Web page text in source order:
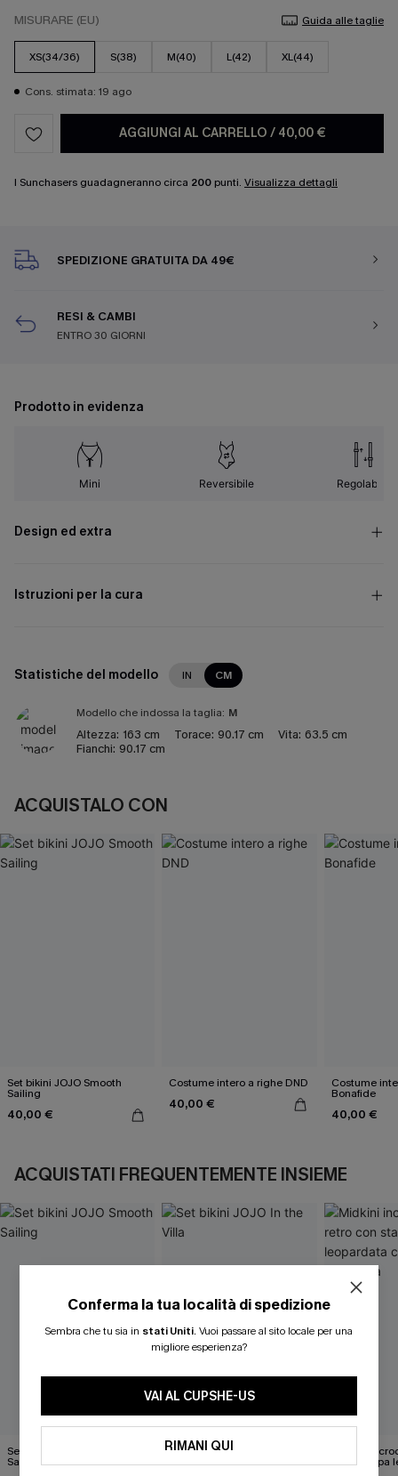
MISURARE (EU) Guida alle taglie
XS(34/36) S(38) M(40) L(42) XL(44)
Cons. stimata: 19 ago
AGGIUNGI AL CARRELLO / 40,00 €
I Sunchasers guadagneranno circa 200 punti. Visualizza dettagli
SPEDIZIONE GRATUITA DA 49€
RESI & CAMBI
ENTRO 30 GIORNI
Prodotto in evidenza
Mini Reversibile Regolabile
Design ed extra
Istruzioni per la cura
Statistiche del modello IN CM
Modello che indossa la taglia: M
Altezza: 163 cm Torace: 90.17 cm Vita: 63.5 cm
Fianchi: 90.17 cm
ACQUISTALO CON
Set bikini JOJO Smooth
Sailing
40,00 €
Costume intero a righe DND
40,00 €
Costume
Bonafide
40,00 €
ACQUISTATI FREQUENTEMENTE INSIEME
Set bikini JOJO Smooth
Sailing
Set bikini JOJO In the Villa Midkini
con stampa
Conferma la tua località di spedizione
Sembra che tu sia in stati Uniti. Vuoi passare al sito locale per una
migliore esperienza?
VAI AL CUPSHE-US
RIMANI QUI